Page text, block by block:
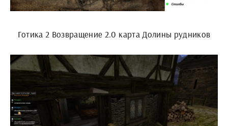
Готика 2 Возвращение 2.0 карта Долины рудников